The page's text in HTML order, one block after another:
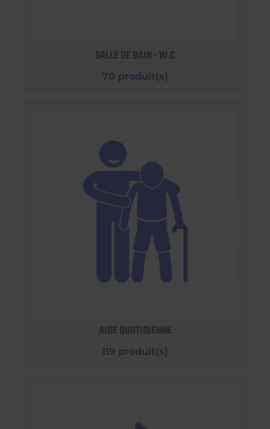
SALLE DE BAIN - W.C
70 produit(s)
AIDE QUOTIDIENNE
119 produit(s)